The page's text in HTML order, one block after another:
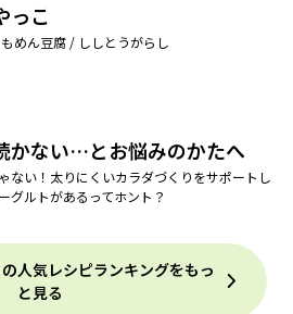
っこ
めん豆腐 / ししとうがらし
かない…とお悩みのかたへ
ない！太りにくいカラダづくりをサポートし
グルトがあるってホント？
人気レシピランキングをもっ
と見る